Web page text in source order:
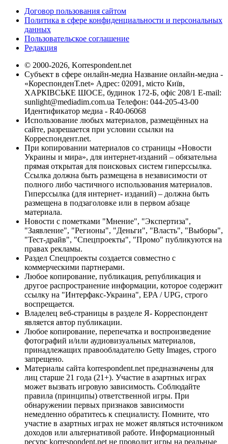
Договор пользования сайтом
Политика в сфере конфиденциальности и персональных
данных
Пользовательское соглашение
Редакция
© 2000-2026, Korrespondent.net
Субъект в сфере онлайн-медиа Название онлайн-медиа -
«КореспонденТ.net» Адрес: 02091, місто Київ,
ХАРКІВСЬКЕ ШОСЕ, будинок 172-Б, офіс 208/1 E-mail:
sunlight@mediadim.com.ua Телефон: 044-205-43-00
Идентификатор медиа - R40-06068
Использование любых материалов, размещённых на
сайте, разрешается при условии ссылки на
Корреспондент.net.
При копировании материалов со страницы «Новости
Украины и мира», для интернет-изданий – обязательна
прямая открытая для поисковых систем гиперссылка.
Ссылка должна быть размещена в независимости от
полного либо частичного использования материалов.
Гиперссылка (для интернет- изданий) – должна быть
размещена в подзаголовке или в первом абзаце
материала.
Новости с пометками "Мнение", "Экспертиза",
"Заявление", "Регионы", "Деньги", "Власть", "Выборы",
"Тест-драйв", "Спецпроекты", "Промо" публикуются на
правах рекламы.
Раздел Спецпроекты создается совместно с
коммерческими партнерами.
Любое копирование, публикация, републикация и
другое распространение информации, которое содержит
ссылку на "Интерфакс-Украина", EPA / UPG, строго
воспрещается.
Владелец веб-страницы в разделе Я- Корреспондент
является автор публикации.
Любое копирование, перепечатка и воспроизведение
фотографий и/или аудиовизуальных материалов,
принадлежащих правообладателю Getty Images, строго
запрещено.
Материалы сайта korrespondent.net предназначены для
лиц старше 21 года (21+). Участие в азартных играх
может вызвать игровую зависимость. Соблюдайте
правила (принципы) ответственной игры. При
обнаружении первых признаков зависимости
немедленно обратитесь к специалисту. Помните, что
участие в азартных играх не может являться источником
доходов или альтернативой работе. Информационный
ресурс korrespondent.net не проводит игры на реальные